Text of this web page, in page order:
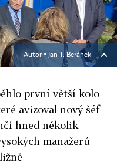
Autor ▪ Jan T. Beránek
první větší kolo
avizoval nový šéf
hned několik
manažerů